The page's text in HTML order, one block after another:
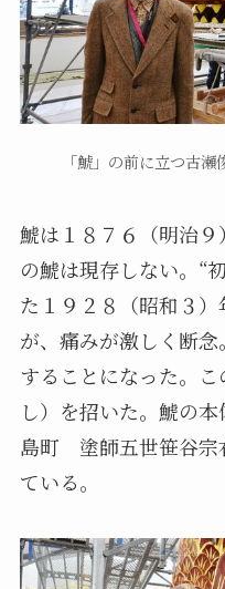
「鯱」の前に立つ古
鯱は１８７６（明治
の鯱は現存しない。“
た１９２８（昭和３
が、痛みが激しく断
することになった。
し）を招いた。鯱の
島町 塗師五世笹谷宗
ている。